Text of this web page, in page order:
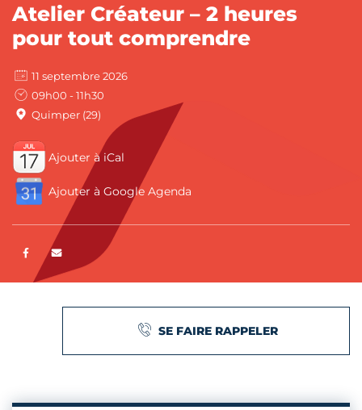
Atelier Créateur – 2 heures
pour tout comprendre
11 septembre 2026
09h00 - 11h30
Quimper (29)
Ajouter à iCal
Ajouter à Google Agenda
Partager sur Facebook
ENVOYER PAR E-MAIL
SE FAIRE RAPPELER